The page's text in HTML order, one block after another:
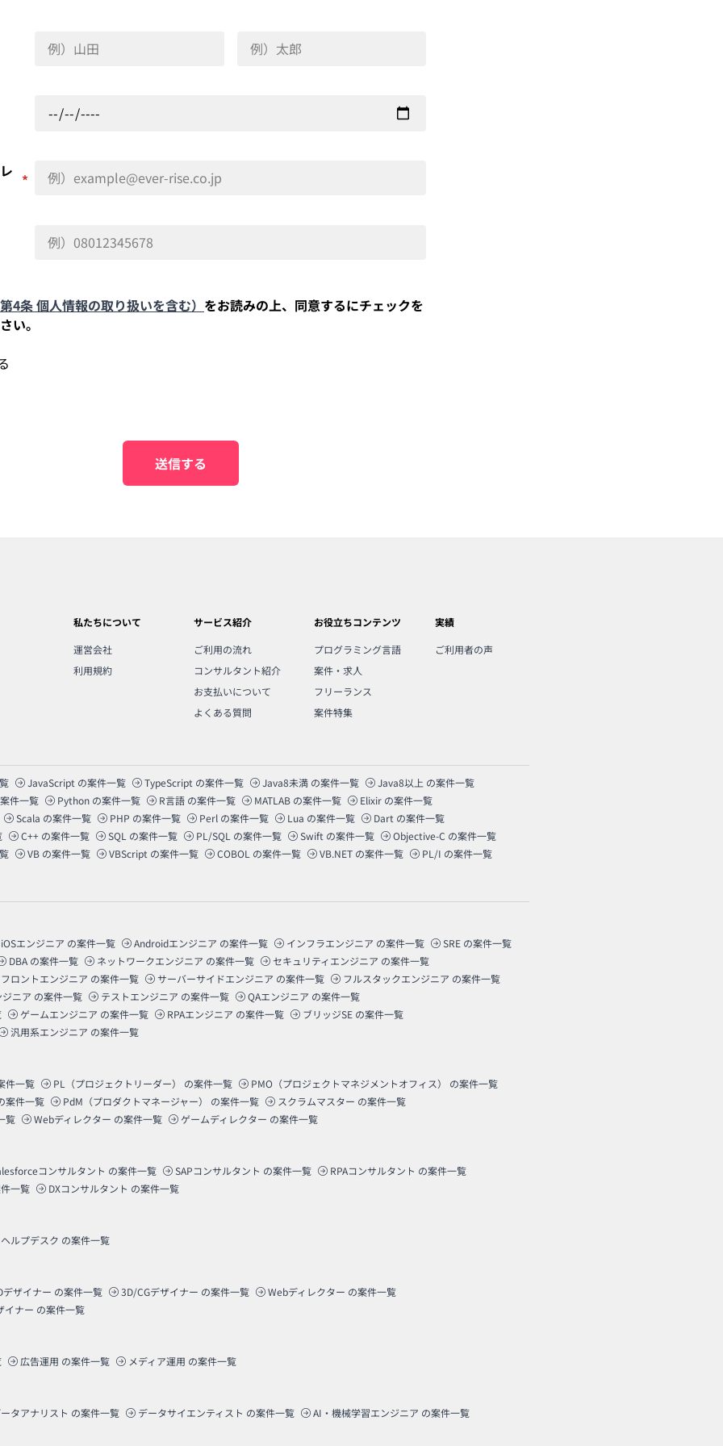
*
4条 個人情報の取り扱いを含む） をお読みの上、同意するにチェックを
い。
送信する
私たちについて
運営会社
利用規約
サービス紹介
ご利用の流れ
コンサルタント紹介
お支払いについて
よくある質問
お役立ちコンテンツ
プログラミング言語
案件・求人
フリーランス
案件特集
実績
ご利用者の声
JavaScript の案件一覧 TypeScript の案件一覧 Java8未満 の案件一覧 Java8以上 の案件一覧
件一覧
Python の案件一覧 R言語 の案件一覧 MATLAB の案件一覧 Elixir の案件一覧
Scala の案件一覧 PHP の案件一覧 Perl の案件一覧 Lua の案件一覧 Dart の案件一覧
C++ の案件一覧 SQL の案件一覧 PL/SQL の案件一覧 Swift の案件一覧 Objective-C の案件一覧
VB の案件一覧 VBScript の案件一覧 COBOL の案件一覧 VB.NET の案件一覧 PL/I の案件一覧
iOSエンジニア の案件一覧 Androidエンジニア の案件一覧 インフラエンジニア の案件一覧 SRE の案件一覧
DBA の案件一覧 ネットワークエンジニア の案件一覧 セキュリティエンジニア の案件一覧
フロントエンジニア の案件一覧 サーバーサイドエンジニア の案件一覧 フルスタックエンジニア の案件一覧
ニア の案件一覧 テストエンジニア の案件一覧 QAエンジニア の案件一覧
ゲームエンジニア の案件一覧 RPAエンジニア の案件一覧 ブリッジSE の案件一覧
汎用系エンジニア の案件一覧
件一覧 PL（プロジェクトリーダー） の案件一覧 PMO（プロジェクトマネジメントオフィス）
の案件一覧
案件一覧
PdM（プロダクトマネージャー） の案件一覧 スクラムマスター の案件一覧
覧
Webディレクター の案件一覧 ゲームディレクター の案件一覧
コンサルタント の案件一覧 SAPコンサルタント の案件一覧 RPAコンサルタント の案件一覧
一覧
DXコンサルタント の案件一覧
ヘルプデスク の案件一覧
デザイナー の案件一覧 3D/CGデザイナー の案件一覧 Webディレクター の案件一覧
イナー の案件一覧
広告運用 の案件一覧 メディア運用 の案件一覧
タアナリスト の案件一覧 データサイエンティスト の案件一覧 AI・機械学習エンジニア の案件一覧